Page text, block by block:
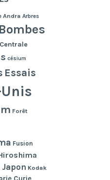
Andra Arbres
césium
Essais
Forêt
Fusion
Japon Kodak